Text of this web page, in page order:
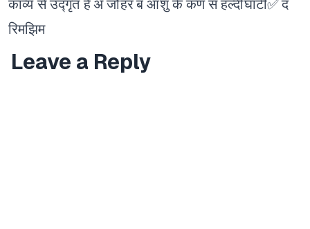
काव्य से उद्गृत हैअ जौहरब आँशु के कणस हल्दीघाटी✅द
रिमझिम
Leave a Reply